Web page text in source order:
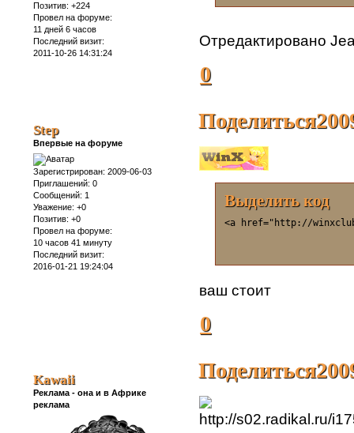
Позитив: +224
Провел на форуме:
11 дней 6 часов
Последний визит:
2011-10-26 14:31:24
Отредактировано
0
Поделиться
Step
Впервые на форуме
Зарегистрирован: 2009-06-03
Приглашений: 0
Сообщений: 1
Уважение: +0
Позитив: +0
Провел на форуме:
10 часов 41 минуту
Последний визит:
2016-01-21 19:24:04
Выделить код
<a href="http://
ваш стоит
0
Поделиться
Kawaii
Реклама - она и в Африке
реклама